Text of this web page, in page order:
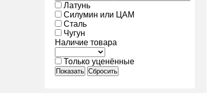
Латунь
Силумин или ЦАМ
Сталь
Чугун
Наличие товара
Только уценённые
Показать Сбросить